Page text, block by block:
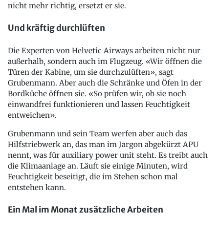
nicht mehr richtig, ersetzt er sie.
Und kräftig durchlüften
Die Experten von Helvetic Airways arbeiten nicht nur
außerhalb, sondern auch im Flugzeug. «Wir öffnen die
Türen der Kabine, um sie durchzulüften», sagt
Grubenmann. Aber auch die Schränke und Öfen in der
Bordküche öffnen sie. «So prüfen wir, ob sie noch
einwandfrei funktionieren und lassen Feuchtigkeit
entweichen».
Grubenmann und sein Team werfen aber auch das
Hilfstriebwerk an, das man im Jargon abgekürzt APU
nennt, was für auxiliary power unit steht. Es treibt auch
die Klimaanlage an. Läuft sie einige Minuten, wird
Feuchtigkeit beseitigt, die im Stehen schon mal
entstehen kann.
Ein Mal im Monat zusätzliche Arbeiten